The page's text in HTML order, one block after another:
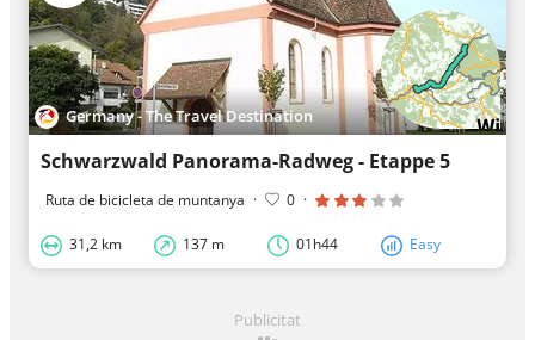
Germany - The Travel Destination
Schwarzwald Panorama-Radweg - Etappe 5
Ruta de bicicleta de muntanya · 0 ·
31,2 km 137 m 01h44 Easy
Publicitat